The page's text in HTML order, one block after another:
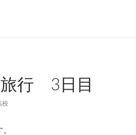
行 3日目
校